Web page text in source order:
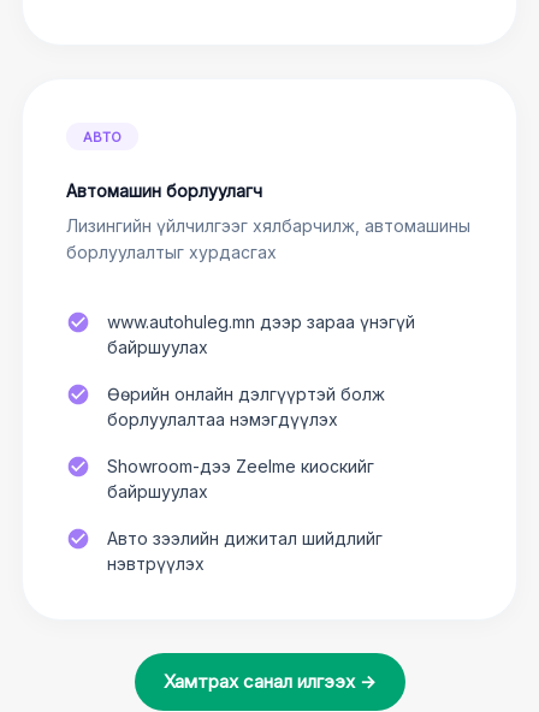
АВТО
Автомашин борлуулагч
Лизингийн үйлчилгээг хялбарчилж, автомашины
борлуулалтыг хурдасгах
www.autohuleg.mn дээр зараа үнэгүй
байршуулах
Өөрийн онлайн дэлгүүртэй болж
борлуулалтаа нэмэгдүүлэх
Showroom-дээ Zeelme киоскийг
байршуулах
Авто зээлийн дижитал шийдлийг
нэвтрүүлэх
Хамтрах санал илгээх →